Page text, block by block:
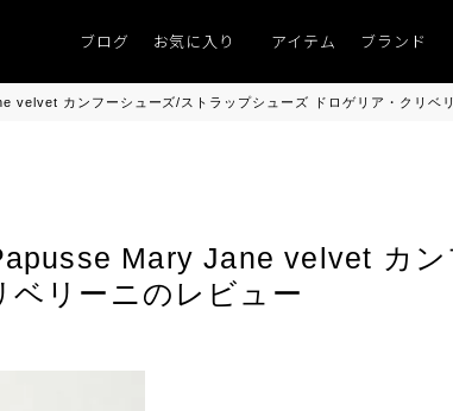
「キレイなニット」 ポイント9％「マンスリーポイントキャン
ブログ お気に入り アイテム ブランド
カンフーシューズ/ストラップシューズ ドロゲリア・クリベ
Mary Jane velvet カン
ベリーニのレビュー